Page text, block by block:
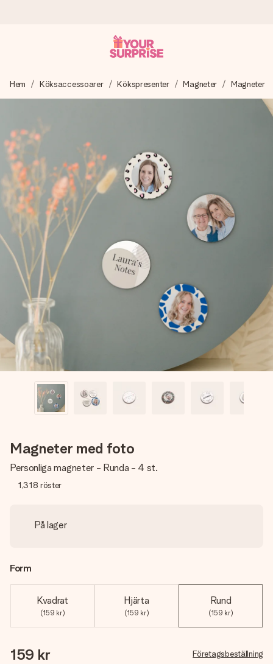
Vi skapar din gåva med omsorg och skickar den blixtsnabbt
– så att du kan ge den i precis rätt tid, när det betyder som
4,6 (baserat på +15 000 recensioner)
Våra gåvor inspirerar. Kunder ger oss 4,6 på Google
Reviews.
Gratis hälsning
Skapa något unikt med bara några få steg – med hennes
namn, ditt foto eller ett meddelande som verkligen berör
hennes hjärta. Inget krångel, bara med all kärlek för stunden.
Hem Köksaccessoarer Kökspresenter Magneter Magneter
Magneter med foto
Personliga magneter - Runda - 4 st.
1,318 röster
På lager
Form
Kvadrat
(159 kr)
Hjärta
(159 kr)
Rund
(159 kr)
159 kr Företagsbeställning